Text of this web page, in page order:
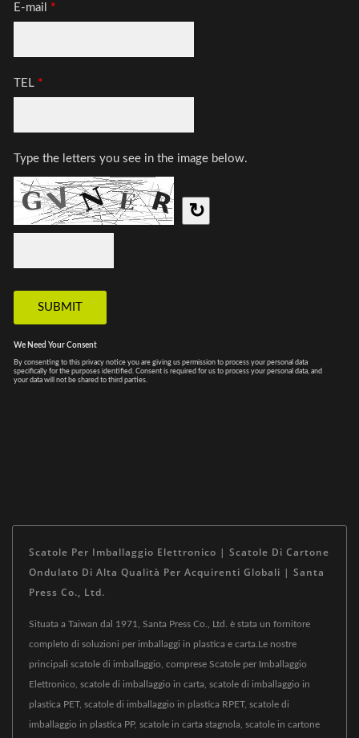
Scatole Per Imballaggio Elettronico | Scatole Di Cartone
Ondulato Di Alta Qualità Per Acquirenti Globali | Santa
Press Co., Ltd.
Situata a Taiwan dal 1971, Santa Press Co., Ltd. è stata un fornitore
completo di soluzioni per imballaggi in plastica e carta.Le nostre
principali scatole di imballaggio, comprese Scatole per Imballaggio
Elettronico, scatole di imballaggio in carta, scatole di imballaggio in
plastica PET, scatole di imballaggio in plastica RPET, scatole di
imballaggio in plastica PP, scatole in carta stagnola, scatole in cartone